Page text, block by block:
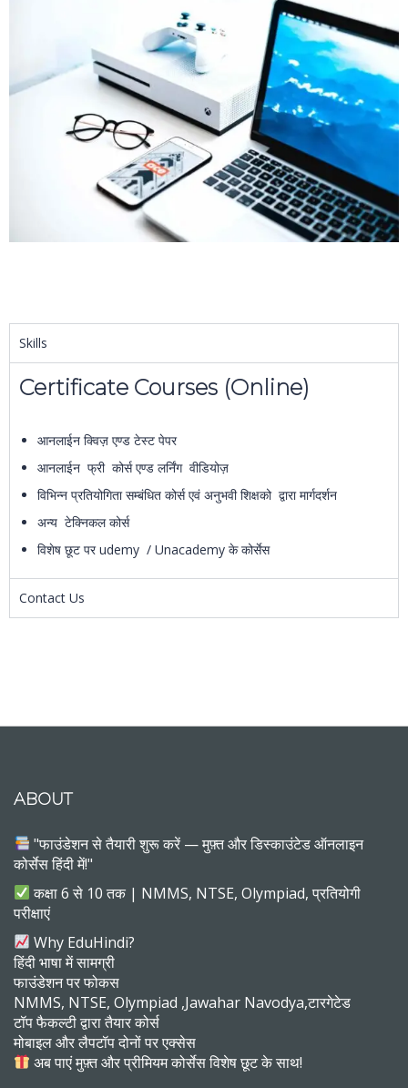
Skills
Certificate Courses (Online)
आनलाईन क्विज़ एण्ड टेस्ट पेपर
आनलाईन फ्री कोर्स एण्ड लर्निंग वीडियोज़
विभिन्न प्रतियोगिता सम्बंधित कोर्स एवं अनुभवी शिक्षको द्वारा मार्गदर्शन
अन्य टेक्निकल कोर्स
विशेष छूट पर udemy / Unacademy के कोर्सेस
Contact Us
ABOUT
"फाउंडेशन से तैयारी शुरू करें — मुफ़्त और डिस्काउंटेड ऑनलाइन
कोर्सेस हिंदी में!"
कक्षा 6 से 10 तक | NMMS, NTSE, Olympiad, प्रतियोगी
परीक्षाएं
Why EduHindi?
हिंदी भाषा में सामग्री
फाउंडेशन पर फोकस
NMMS, NTSE, Olympiad ,Jawahar Navodya,टारगेटेड
टॉप फैकल्टी द्वारा तैयार कोर्स
मोबाइल और लैपटॉप दोनों पर एक्सेस
अब पाएं मुफ़्त और प्रीमियम कोर्सेस विशेष छूट के साथ!